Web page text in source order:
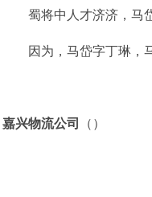
蜀将中人才济济，马岱
因为，马岱字丁琳，
嘉兴物流公司 （）